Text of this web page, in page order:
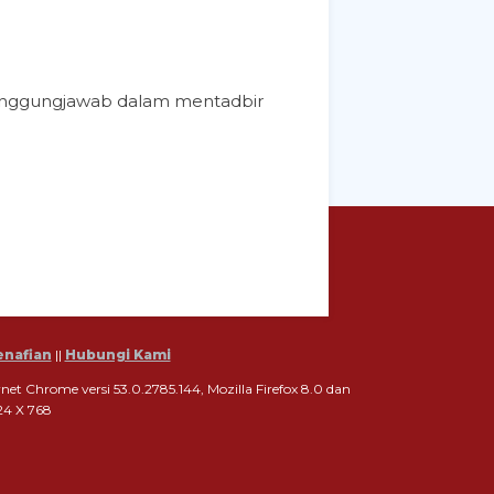
dalam mentadbir
|| Hubungi Kami
Chrome versi 53.0.2785.144, Mozilla Firefox 8.0 dan
X 768